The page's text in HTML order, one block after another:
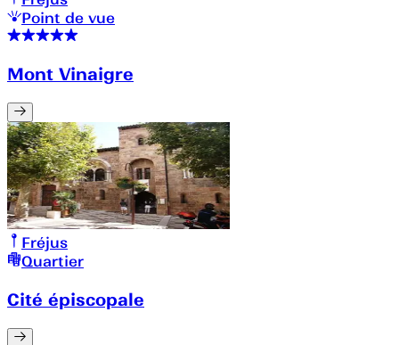
Point de vue
Mont Vinaigre
Fréjus
Quartier
Cité épiscopale